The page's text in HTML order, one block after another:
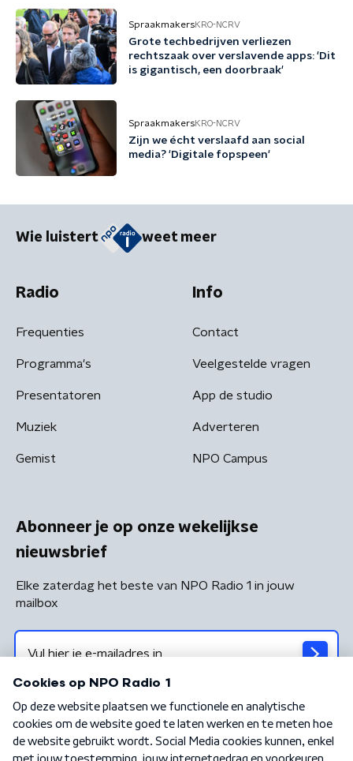
SpraakmakersKRO-NCRV
Grote techbedrijven verliezen
rechtszaak over verslavende apps: 'Dit
is gigantisch, een doorbraak'
SpraakmakersKRO-NCRV
Zijn we écht verslaafd aan social
media? 'Digitale fopspeen'
Wie luistert weet meer
Radio
Frequenties
Programma's
Presentatoren
Muziek
Gemist
Info
Contact
Veelgestelde vragen
App de studio
Adverteren
NPO Campus
Abonneer je op onze wekelijkse
nieuwsbrief
Elke zaterdag het beste van NPO Radio 1 in jouw
mailbox
Algemene voorwaarden